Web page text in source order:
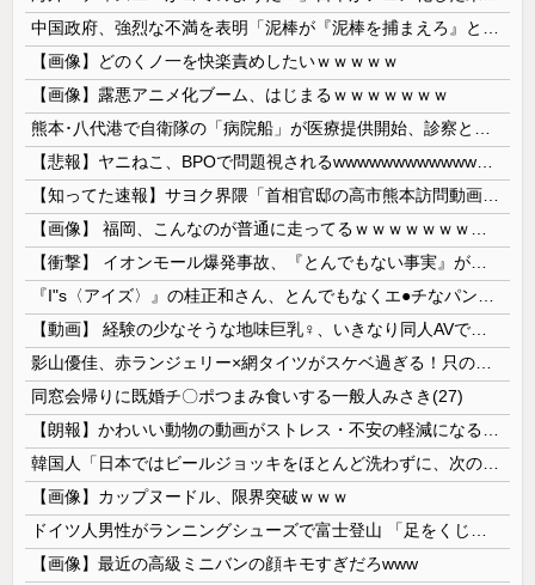
【画像】どのくノ一を快楽責めしたいｗｗｗｗｗ
【画像】露悪アニメ化ブーム、はじまるｗｗｗｗｗｗｗ
同窓会帰りに既婚チ〇ポつまみ食いする一般人みさき(27)
【画像】カップヌードル、限界突破ｗｗｗ
【画像】最近の高級ミニバンの顔キモすぎだろwww